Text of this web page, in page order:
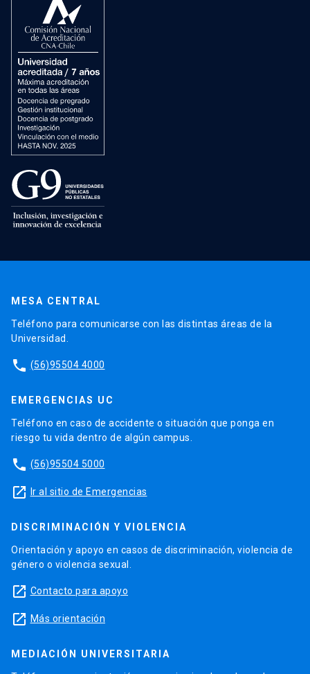
MESA CENTRAL
Teléfono para comunicarse con las distintas áreas de la
Universidad.
phone (56)95504 4000
EMERGENCIAS UC
Teléfono en caso de accidente o situación que ponga en
riesgo tu vida dentro de algún campus.
phone (56)95504 5000
launch Ir al sitio de Emergencias
DISCRIMINACIÓN Y VIOLENCIA
Orientación y apoyo en casos de discriminación, violencia de
género o violencia sexual.
launch Contacto para apoyo
launch Más orientación
MEDIACIÓN UNIVERSITARIA